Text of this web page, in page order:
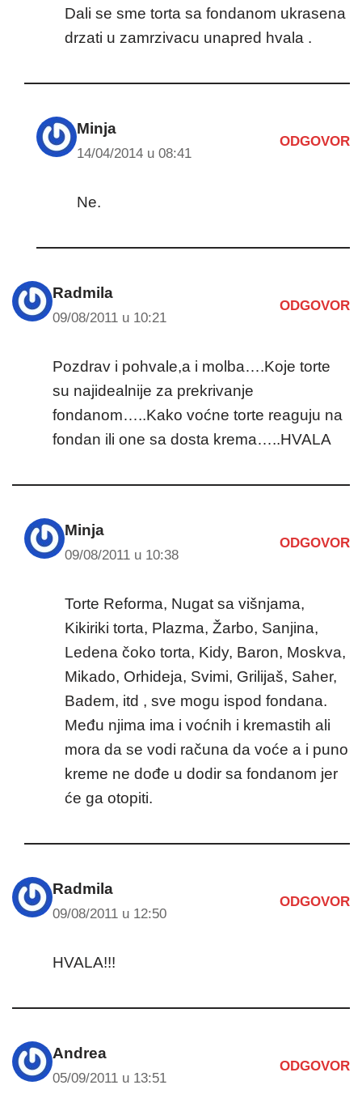
Dali se sme torta sa fondanom ukrasena
drzati u zamrzivacu unapred hvala .
Minja
14/04/2014 u 08:41
ODGOVOR
Ne.
Radmila
09/08/2011 u 10:21
ODGOVOR
Pozdrav i pohvale,a i molba….Koje torte
su najidealnije za prekrivanje
fondanom…..Kako voćne torte reaguju na
fondan ili one sa dosta krema…..HVALA
Minja
09/08/2011 u 10:38
ODGOVOR
Torte Reforma, Nugat sa višnjama,
Kikiriki torta, Plazma, Žarbo, Sanjina,
Ledena čoko torta, Kidy, Baron, Moskva,
Mikado, Orhideja, Svimi, Grilijaš, Saher,
Badem, itd , sve mogu ispod fondana.
Među njima ima i voćnih i kremastih ali
mora da se vodi računa da voće a i puno
kreme ne dođe u dodir sa fondanom jer
će ga otopiti.
Radmila
09/08/2011 u 12:50
ODGOVOR
HVALA!!!
Andrea
05/09/2011 u 13:51
ODGOVOR